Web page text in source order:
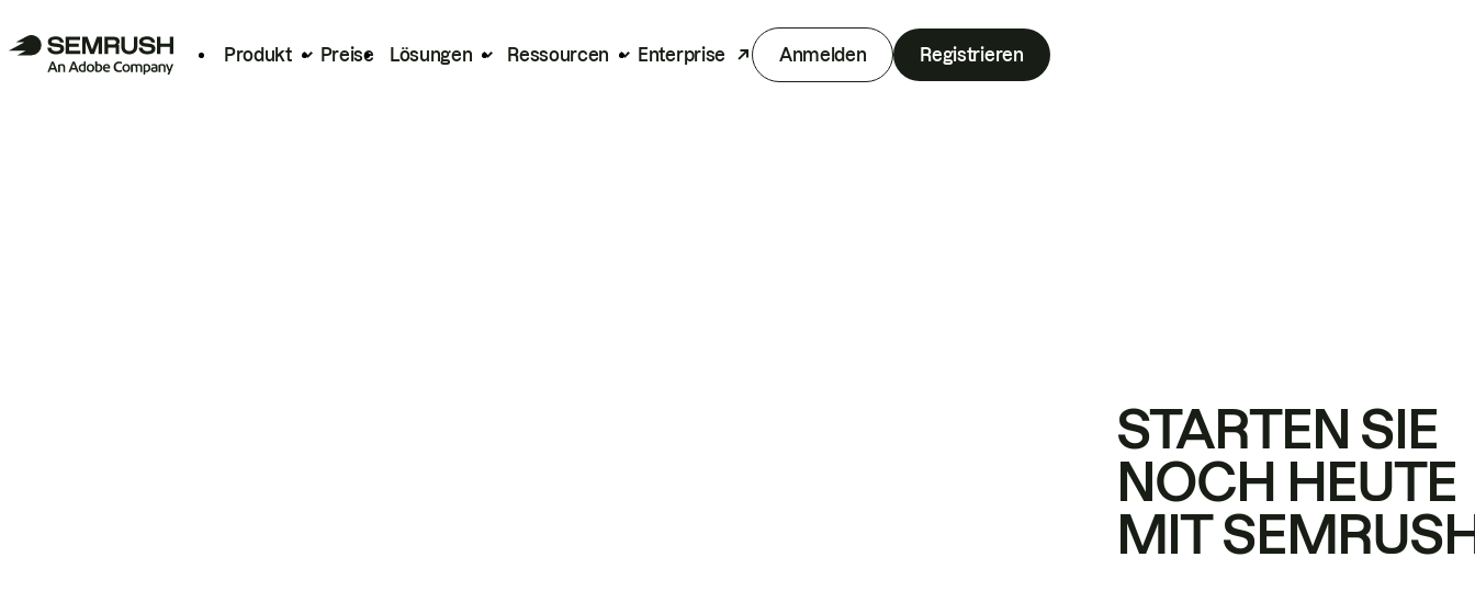
Produkt Preise Lösungen Ressourcen Enterprise Anmelden Registrieren
STARTEN SIE
NOCH HEUTE
MIT